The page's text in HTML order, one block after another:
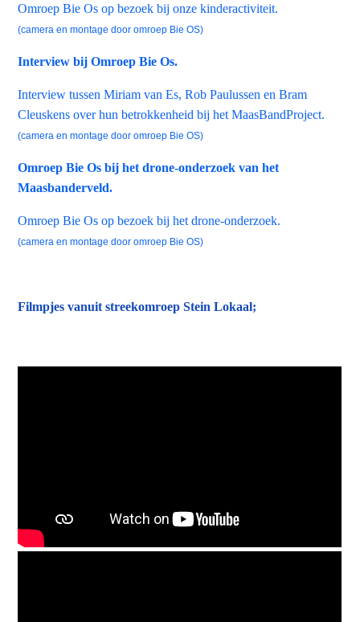
Omroep Bie Os op bezoek bij onze kinderactiviteit.
(camera en montage door omroep Bie OS)
Interview bij Omroep Bie Os.
Interview tussen Miriam van Es, Rob Paulussen en Bram
Cleuskens over hun betrokkenheid bij het MaasBandProject.
(camera en montage door omroep Bie OS)
Omroep Bie Os bij het drone-onderzoek van het
Maasbanderveld.
Omroep Bie Os op bezoek bij het drone-onderzoek.
(camera en montage door omroep Bie OS)
Filmpjes vanuit streekomroep Stein Lokaal;